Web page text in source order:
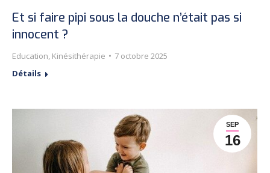
Et si faire pipi sous la douche n’était pas si
innocent ?
Education, Kinésithérapie
7 octobre 2025
Détails
SEP
16